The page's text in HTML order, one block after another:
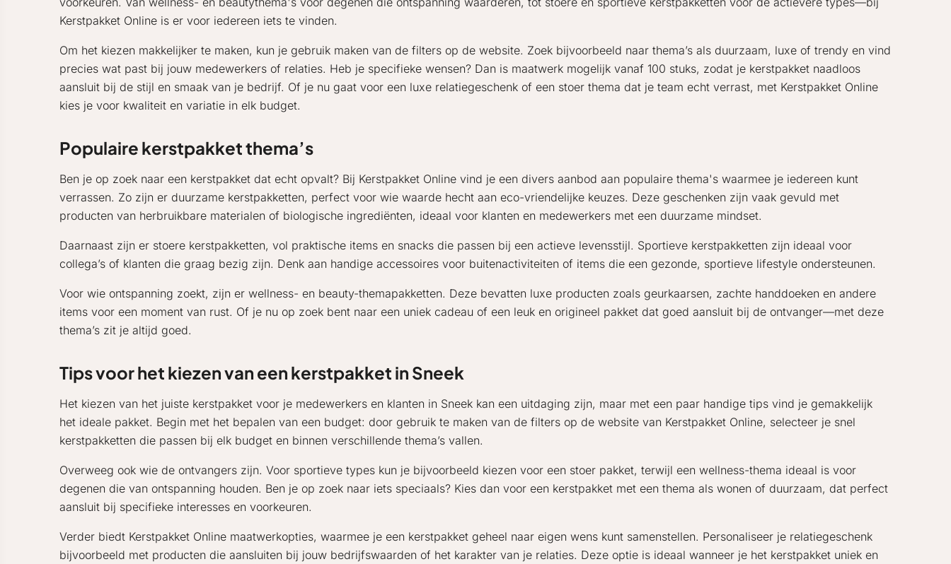
Kerstpakket Online is er voor iedereen iets te vinden.
Om het kiezen makkelijker te maken, kun je gebruik maken van de filters op de website. Zoek bijvoorbeeld naar thema’s als duurzaam, luxe of trendy en vind
precies wat past bij jouw medewerkers of relaties. Heb je specifieke wensen? Dan is maatwerk mogelijk vanaf 100 stuks, zodat je kerstpakket naadloos
aansluit bij de stijl en smaak van je bedrijf. Of je nu gaat voor een luxe relatiegeschenk of een stoer thema dat je team echt verrast, met Kerstpakket Online
kies je voor kwaliteit en variatie in elk budget.
Populaire kerstpakket thema’s
Ben je op zoek naar een kerstpakket dat echt opvalt? Bij Kerstpakket Online vind je een divers aanbod aan populaire thema's waarmee je iedereen kunt
verrassen. Zo zijn er duurzame kerstpakketten, perfect voor wie waarde hecht aan eco-vriendelijke keuzes. Deze geschenken zijn vaak gevuld met
producten van herbruikbare materialen of biologische ingrediënten, ideaal voor klanten en medewerkers met een duurzame mindset.
Daarnaast zijn er stoere kerstpakketten, vol praktische items en snacks die passen bij een actieve levensstijl. Sportieve kerstpakketten zijn ideaal voor
collega’s of klanten die graag bezig zijn. Denk aan handige accessoires voor buitenactiviteiten of items die een gezonde, sportieve lifestyle ondersteunen.
Voor wie ontspanning zoekt, zijn er wellness- en beauty-themapakketten. Deze bevatten luxe producten zoals geurkaarsen, zachte handdoeken en andere
items voor een moment van rust. Of je nu op zoek bent naar een uniek cadeau of een leuk en origineel pakket dat goed aansluit bij de ontvanger—met deze
thema’s zit je altijd goed.
Tips voor het kiezen van een kerstpakket in Sneek
Het kiezen van het juiste kerstpakket voor je medewerkers en klanten in Sneek kan een uitdaging zijn, maar met een paar handige tips vind je gemakkelijk
het ideale pakket. Begin met het bepalen van een budget: door gebruik te maken van de filters op de website van Kerstpakket Online, selecteer je snel
kerstpakketten die passen bij elk budget en binnen verschillende thema’s vallen.
Overweeg ook wie de ontvangers zijn. Voor sportieve types kun je bijvoorbeeld kiezen voor een stoer pakket, terwijl een wellness-thema ideaal is voor
degenen die van ontspanning houden. Ben je op zoek naar iets speciaals? Kies dan voor een kerstpakket met een thema als wonen of duurzaam, dat perfect
aansluit bij specifieke interesses en voorkeuren.
Verder biedt Kerstpakket Online maatwerkopties, waarmee je een kerstpakket geheel naar eigen wens kunt samenstellen. Personaliseer je relatiegeschenk
bijvoorbeeld met producten die aansluiten bij jouw bedrijfswaarden of het karakter van je relaties. Deze optie is ideaal wanneer je het kerstpakket uniek en